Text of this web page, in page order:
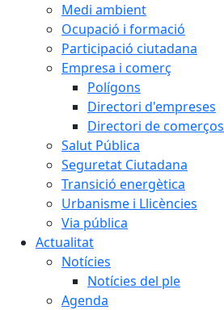
Medi ambient
Ocupació i formació
Participació ciutadana
Empresa i comerç
Polígons
Directori d'empreses
Directori de comerços
Salut Pública
Seguretat Ciutadana
Transició energètica
Urbanisme i Llicències
Via pública
Actualitat
Notícies
Notícies del ple
Agenda